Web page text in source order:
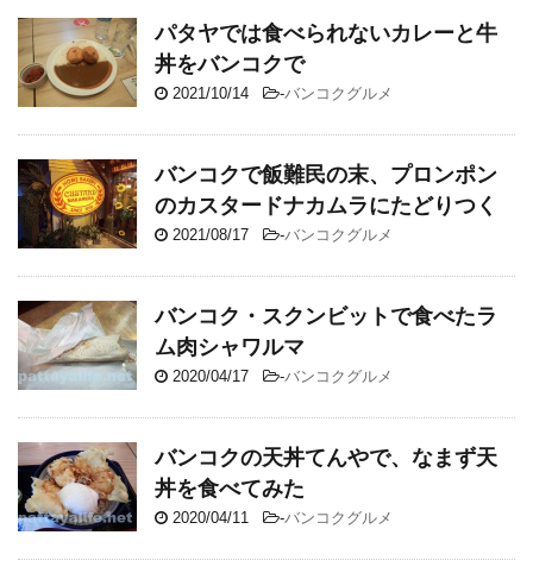
パタヤでは食べられないカレーと牛
丼をバンコクで
2021/10/14 -バンコクグルメ
バンコクで飯難民の末、プロンポン
のカスタードナカムラにたどりつく
2021/08/17 -バンコクグルメ
バンコク・スクンビットで食べたラ
ム肉シャワルマ
2020/04/17 -バンコクグルメ
バンコクの天丼てんやで、なまず天
丼を食べてみた
2020/04/11 -バンコクグルメ